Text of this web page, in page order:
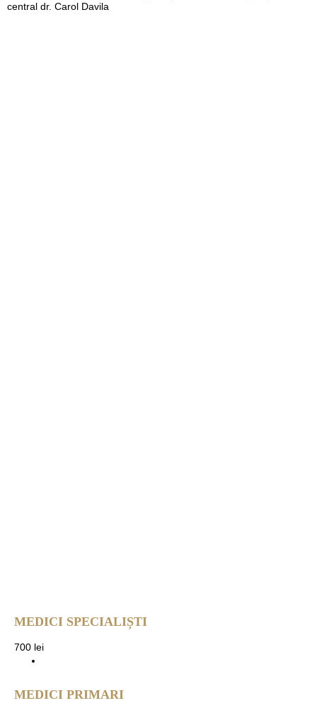
central dr. Carol Davila
MEDICI SPECIALIȘTI
700 lei
MEDICI PRIMARI